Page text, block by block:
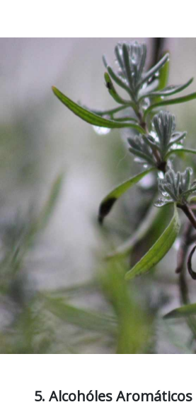
5. Alcohóles Aromáticos